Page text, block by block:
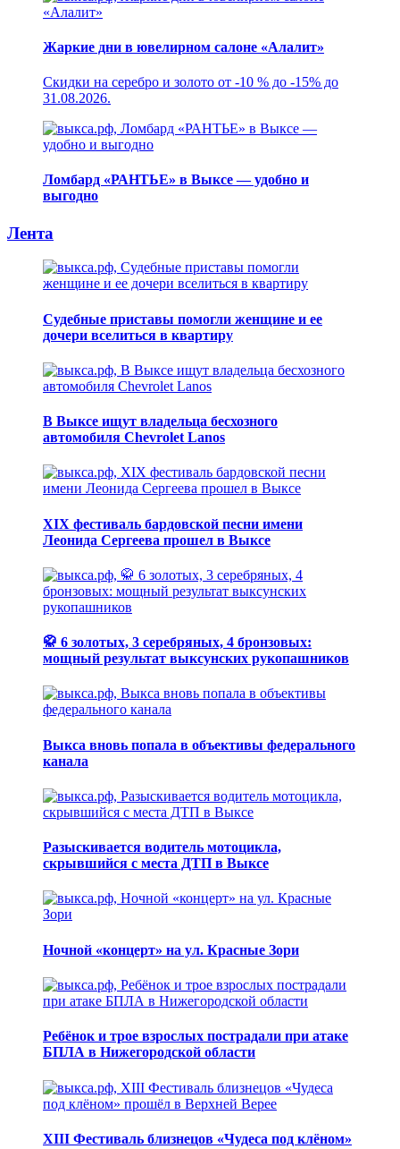
Жаркие дни в ювелирном салоне «Алалит»
Скидки на серебро и золото от -10 % до -15% до
31.08.2026.
Ломбард «РАНТЬЕ» в Выксе — удобно и
выгодно
Лента
Судебные приставы помогли женщине и ее
дочери вселиться в квартиру
В Выксе ищут владельца бесхозного
автомобиля Chevrolet Lanos
XIX фестиваль бардовской песни имени
Леонида Сергеева прошел в Выксе
🥋 6 золотых, 3 серебряных, 4 бронзовых:
мощный результат выксунских рукопашников
Выкса вновь попала в объективы федерального
канала
Разыскивается водитель мотоцикла,
скрывшийся с места ДТП в Выксе
Ночной «концерт» на ул. Красные Зори
Ребёнок и трое взрослых пострадали при атаке
БПЛА в Нижегородской области
XIII Фестиваль близнецов «Чудеса под клёном»